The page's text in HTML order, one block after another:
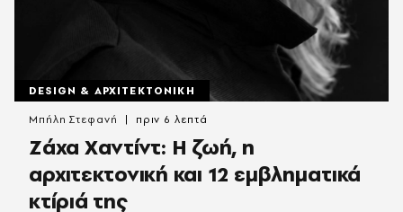
DESIGN & ΑΡΧΙΤΕΚΤΟΝΙΚΗ
Ζάχα Χαντίντ: Η ζωή, η
αρχιτεκτονική και 12 εμβληματικά
κτίριά της
Μπήλη Στεφανή πριν 6 λεπτά